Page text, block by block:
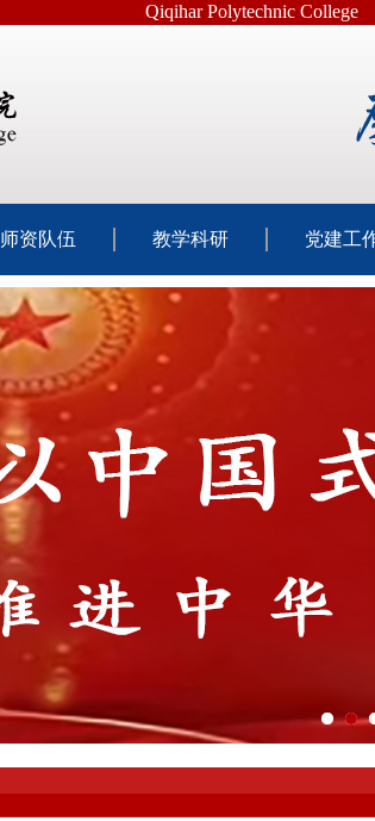
Qiqihar Polytechnic College
师资队伍 教学科研 党建工